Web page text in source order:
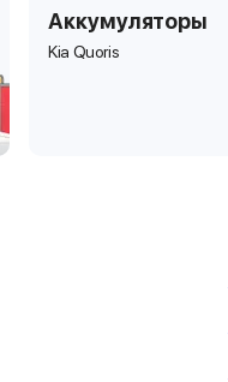
Аккумуляторы
Kia Quoris